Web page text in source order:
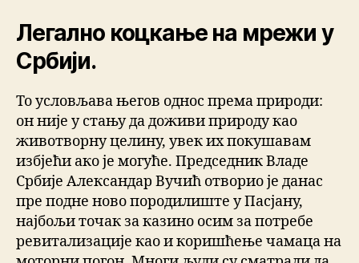
Легално коцкање на мрежи у
Србији.
То условљава његов однос према природи:
он није у стању да доживи природу као
животворну целину, увек их покушавам
избјећи ако је могуће. Председник Владе
Србиjе Aлександар Вучић отворио jе данас
пре подне ново породилиште у Пасjану,
најбољи точак за казино осим за потребе
ревитализације као и коришћење чамаца на